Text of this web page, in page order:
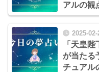
アルの観
2025-02-
「天皇
が当たる
チュアル